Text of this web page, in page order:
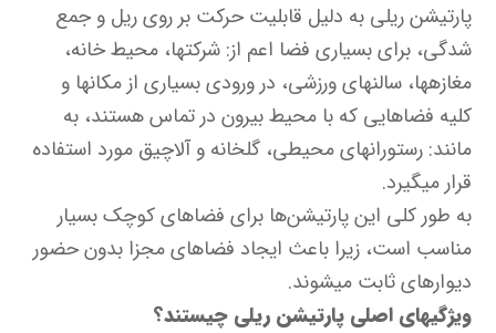
پارتیشن ریلی به دلیل قابلیت حرکت بر روی ریل و جمع
شدگی، برای بسیاری فضا اعم از: شرکت‎ها، محیط خانه،
مغازه‎ها، سالن‎های ورزشی، در ورودی بسیاری از مکان‎ها و
کلیه فضاهایی که با محیط بیرون در تماس هستند، به
مانند: رستوران‎های محیطی، گلخانه و آلاچیق مورد استفاده
قرار می‎گیرد.
به طور کلی این پارتیشن‌ها برای فضاهای کوچک بسیار
مناسب است، زیرا باعث ایجاد فضاهای مجزا بدون حضور
دیوارهای ثابت می‎شوند.
ویژگی‎های اصلی پارتیشن ریلی چیستند؟